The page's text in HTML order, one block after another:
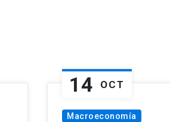
14 OCT
Macroeconomía